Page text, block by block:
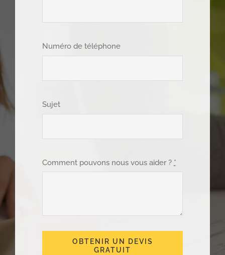
Numéro de téléphone
Sujet
Comment pouvons nous vous aider ? *
OBTENIR UN DEVIS
GRATUIT